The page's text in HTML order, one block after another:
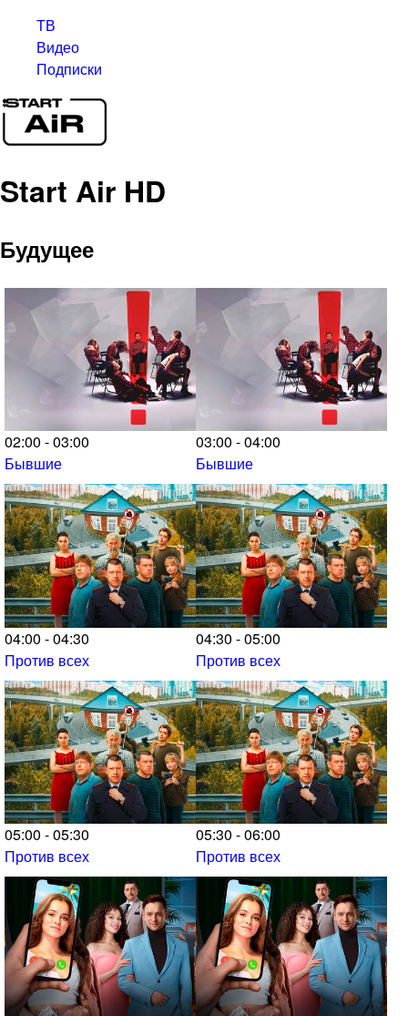
ТВ
Видео
Подписки
Start Air HD
Будущее
02:00 - 03:00
Бывшие
03:00 - 04:00
Бывшие
04:00 - 04:30
Против всех
04:30 - 05:00
Против всех
05:00 - 05:30
Против всех
05:30 - 06:00
Против всех